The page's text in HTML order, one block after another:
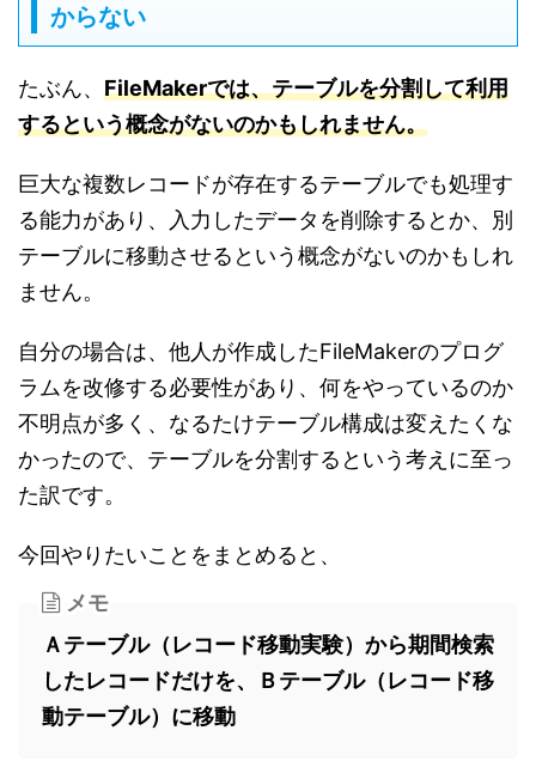
からない
たぶん、 FileMakerでは、テーブルを分割して利用
するという概念がないのかもしれません。
巨大な複数レコードが存在するテーブルでも処理す
る能力があり、入力したデータを削除するとか、別
テーブルに移動させるという概念がないのかもしれ
ません。
自分の場合は、他人が作成したFileMakerのプログ
ラムを改修する必要性があり、何をやっているのか
不明点が多く、なるたけテーブル構成は変えたくな
かったので、テーブルを分割するという考えに至っ
た訳です。
今回やりたいことをまとめると、
メモ
Ａテーブル（レコード移動実験）から期間検索
したレコードだけを、Ｂテーブル（レコード移
動テーブル）に移動